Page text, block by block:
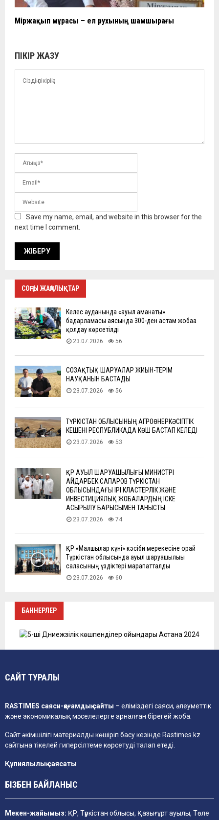
Міржақып мұрасы – ел рухының шамшырағы
ПІКІР ЖАЗУ
Save my name, email, and website in this browser for the
next time I comment.
СОҢҒЫ ЖАҢАЛЫҚТАР
Келес ауданында «ауыл аманаты»
бағдарламасы аясында 300-ден астам жобаға
қолдау көрсетілді
23.07.2026 56
СОЗАҚТЫҚ ШАРУАЛАР ЖИЫН-ТЕРІМ
НАУҚАНЫН БАСТАДЫ
23.07.2026 56
ТҮРКІСТАН ОБЛЫСЫНЫҢ АГРОӨНЕРКӘСІПТІК
КЕШЕНІ РЕСПУБЛИКАДА КӨШ БАСТАП КЕЛЕДІ
23.07.2026 53
ҚР АУЫЛ ШАРУАШЫЛЫҒЫ МИНИСТРІ
АЙДАРБЕК САПАРОВ ТҮРКІСТАН
ОБЛЫСЫНДАҒЫ ІРІ КЛАСТЕРЛІК ЖӘНЕ
ИНВЕСТИЦИЯЛЫҚ ЖОБАЛАРДЫҢ ІСКЕ
АСЫРЫЛУ БАРЫСЫМЕН ТАНЫСТЫ
23.07.2026 74
ҚР «Малшылар күні» кәсіби мерекесіне орай
Түркістан облысында ауыл шаруашылығы
саласының үздіктері марапатталды
23.07.2026 60
БАННЕРЛЕР
САЙТ ТУРАЛЫ
RASTIMES саяси-қоғамдық сайты – еліміздегі саяси, әлеуметтік
және экономикалық мәселелерге арналған бірегей жоба.
Сайт әкімшілігі материалды көшіріп басу кезінде Rastimes.kz
сайтына тікелей гиперсілтеме көрсетуді талап етеді.
Құпиялылық саясаты
БІЗБЕН БАЙЛАНЫС
Мекен-жайымыз: ҚР, Түркістан облысы, Қазығұрт ауылы, Төле